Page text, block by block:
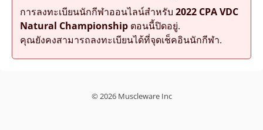
การลงทะเบียนนักกีฬาออนไลน์สำหรับ 2022 CPA VDC
Natural Championshipตอนนี้ปิดอยู่.
คุณยังคงสามารถลงทะเบียนได้ที่จุดเช็คอินนักกีฬา.
© 2026 Muscleware Inc